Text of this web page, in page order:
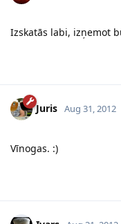
Izskatās labi, izņemot
Juris Aug 31, 2012
Vīnogas. :)